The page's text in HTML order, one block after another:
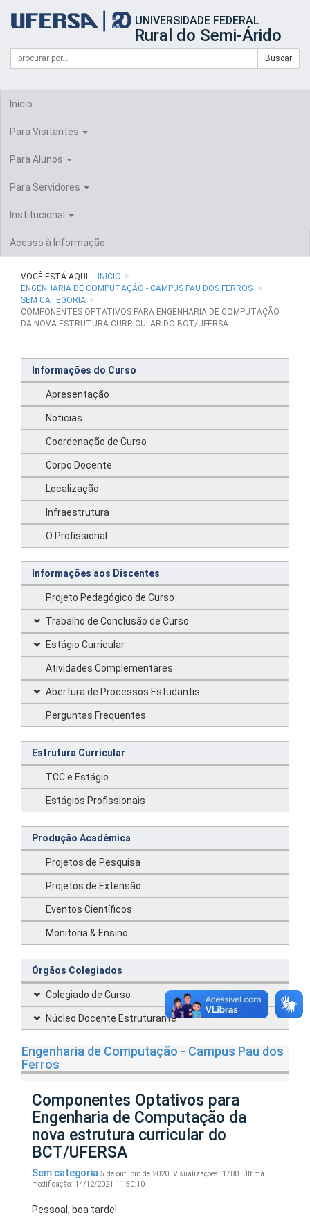
portal
UFERSA
UNIVERSIDADE FEDERAL
Rural do Semi-Árido
Formulário
Busca
Campo
de
Buscar
Início
Para Visitantes
Para Alunos
Para Servidores
Institucional
Acesso à Informação
VOCÊ ESTÁ AQUI:
INÍCIO
ENGENHARIA DE COMPUTAÇÃO - CAMPUS PAU DOS FERROS
SEM CATEGORIA
COMPONENTES OPTATIVOS PARA ENGENHARIA DE COMPUTAÇÃO
DA NOVA ESTRUTURA CURRICULAR DO BCT/UFERSA
Informações do Curso
Apresentação
Noticias
Coordenação de Curso
Corpo Docente
Localização
Infraestrutura
O Profissional
Informações aos Discentes
Projeto Pedagógico de Curso
Trabalho de Conclusão de Curso
Estágio Curricular
Atividades Complementares
Abertura de Processos Estudantis
Perguntas Frequentes
Estrutura Curricular
TCC e Estágio
Estágios Profissionais
Produção Acadêmica
Projetos de Pesquisa
Projetos de Extensão
Eventos Científicos
Monitoria & Ensino
Órgãos Colegiados
Colegiado de Curso
Núcleo Docente Estruturante
Engenharia de Computação - Campus Pau dos
Ferros
Componentes Optativos para
Engenharia de Computação da
nova estrutura curricular do
BCT/UFERSA
Sem categoria 5 de outubro de 2020. Visualizações: 1780. Última
modificação: 14/12/2021 11:50:10
Pessoal, boa tarde!